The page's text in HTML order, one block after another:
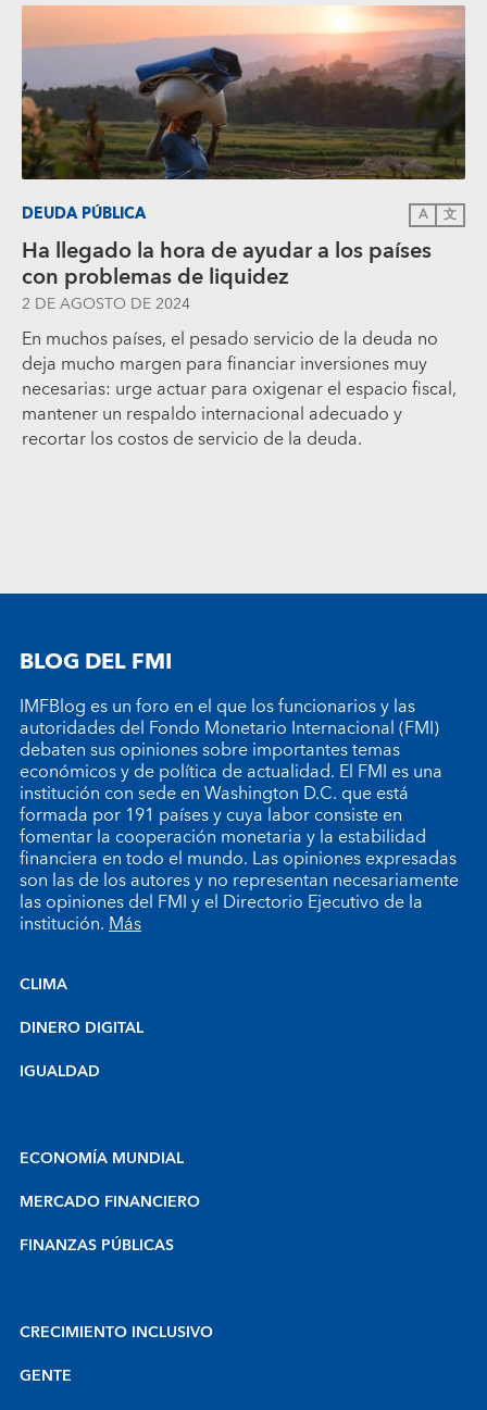
DEUDA PÚBLICA A 文
Ha llegado la hora de ayudar a los países
con problemas de liquidez
2 DE AGOSTO DE 2024
En muchos países, el pesado servicio de la deuda no
deja mucho margen para financiar inversiones muy
necesarias: urge actuar para oxigenar el espacio fiscal,
mantener un respaldo internacional adecuado y
recortar los costos de servicio de la deuda.
BLOG DEL FMI
IMFBlog es un foro en el que los funcionarios y las
autoridades del Fondo Monetario Internacional (FMI)
debaten sus opiniones sobre importantes temas
económicos y de política de actualidad. El FMI es una
institución con sede en Washington D.C. que está
formada por 191 países y cuya labor consiste en
fomentar la cooperación monetaria y la estabilidad
financiera en todo el mundo. Las opiniones expresadas
son las de los autores y no representan necesariamente
las opiniones del FMI y el Directorio Ejecutivo de la
institución.Más
CLIMA
DINERO DIGITAL
IGUALDAD
ECONOMÍA MUNDIAL
MERCADO FINANCIERO
FINANZAS PÚBLICAS
CRECIMIENTO INCLUSIVO
GENTE